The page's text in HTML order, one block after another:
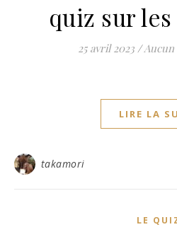
quiz sur
25 avril 2023 /
LIRE LA
takamori
LE